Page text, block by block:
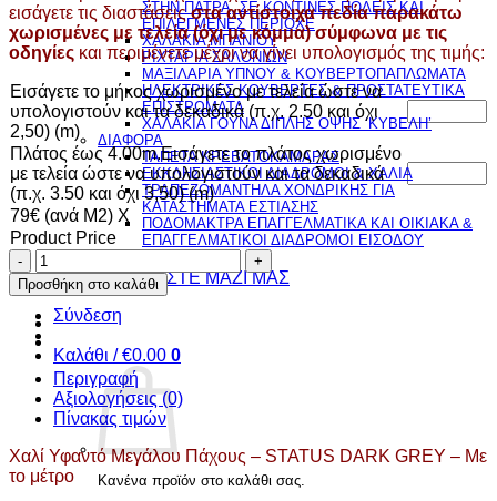
ΣΤΗΝ ΠΑΤΡΑ, ΣΕ ΚΟΝΤΙΝΕΣ ΠΟΛΕΙΣ ΚΑΙ
ΕΠΙΛΕΓΜΕΝΕΣ ΠΕΡΙΟΧΕ
ΧΑΛΑΚΙΑ ΜΠΑΝΙΟΥ
ΡΙΧΤΑΡΙΑ ΣΑΛΟΝΙΩΝ
ΜΑΞΙΛΑΡΙΑ ΥΠΝΟΥ & ΚΟΥΒΕΡΤΟΠΑΠΛΩΜΑΤΑ
ΗΛΕΚΤΡΙΚΕΣ ΚΟΥΒΕΡΤΕΣ & ΠΡΟΣΤΑΤΕΥΤΙΚΑ
ΕΠΙΣΤΡΩΜΑΤΑ
ΧΑΛΑΚΙΑ ΓΟΥΝΑ ΔΙΠΛΗΣ ΟΨΗΣ ‘ΚΥΒΕΛΗ’
ΔΙΑΦΟΡΑ
ΤΑΠΕΤΑ ΚΡΕΒΑΤΟΚΑΜΑΡΑΣ
ΕΚΚΛΗΣΙΑΣΤΙΚΟΙ ΔΙΑΔΡΟΜΟΙ & ΧΑΛΙΑ
ΤΡΑΠΕΖΟΜΑΝΤΗΛΑ ΧΟΝΔΡΙΚΗΣ ΓΙΑ
ΚΑΤΑΣΤΗΜΑΤΑ ΕΣΤΙΑΣΗΣ
ΠΟΔΟΜΑΚΤΡΑ ΕΠΑΓΓΕΛΜΑΤΙΚΑ ΚΑΙ ΟΙΚΙΑΚΑ &
ΕΠΑΓΓΕΛΜΑΤΙΚΟΙ ΔΙΑΔΡΟΜΟΙ ΕΙΣΟΔΟΥ
ΕΠΙΚΟΙΝΩΝΗΣΤΕ ΜΑΖΙ ΜΑΣ
Σύνδεση
Καλάθι /€0.00 0
Κανένα προϊόν στο καλάθι σας.
εισάγετε τις διαστάσειςστα αντίστοιχα πεδία παρακάτω
χωρισμένες με τελεία (όχι με κόμμα) σύμφωνα με τις
οδηγίες και περιμένετε μέχρι να γίνει υπολογισμός της τιμής:
Εισάγετε το μήκος χωρισμένο με τελεία ώστε να
υπολογιστούν και τα δεκαδικά (π.χ. 2.50 και όχι
2,50) (m)
Πλάτος έως 4.00m.Εισάγετε το πλάτος χωρισμένο
με τελεία ώστε να υπολογιστούν και τα δεκαδικά
(π.χ. 3.50 και όχι 3,50) (m)
79€ (ανά Μ2) Χ
Product Price
Χαλί
Υφαντό
Μεγάλου
Πάχους
-
STATUS
DARK
GREY
-
το
μέτρο
Προσθήκη στο καλάθι
Περιγραφή
Αξιολογήσεις (0)
Πίνακας τιμών
Χαλί Υφαντό Μεγάλου Πάχους – STATUS DARK GREY – Με
το μέτρο